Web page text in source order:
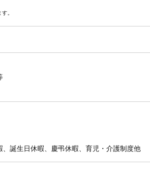
。
誕生日休暇、慶弔休暇、育児・介護制度他